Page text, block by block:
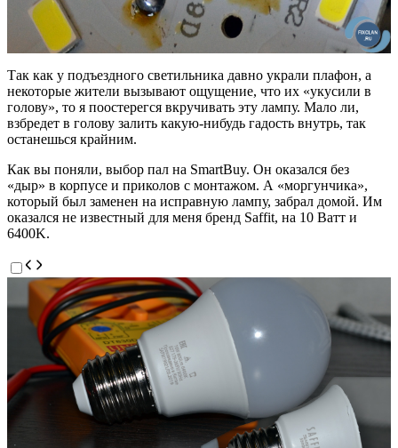
Так как у подъездного светильника давно украли плафон, а
некоторые жители вызывают ощущение, что их «укусили в
голову», то я поостерегся вкручивать эту лампу. Мало ли,
взбредет в голову залить какую-нибудь гадость внутрь, так
останешься крайним.
Как вы поняли, выбор пал на SmartBuy. Он оказался без
«дыр» в корпусе и приколов с монтажом. А «моргунчика»,
который был заменен на исправную лампу, забрал домой. Им
оказался не известный для меня бренд Saffit, на 10 Ватт и
6400K.